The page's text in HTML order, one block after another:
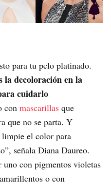
para tu pelo platinado.
la decoloración en la
cuidarlo
con mascarillas que
que no se parta. Y
limpie el color para
señala Diana Daureo.
uno con pigmentos violetas
o con